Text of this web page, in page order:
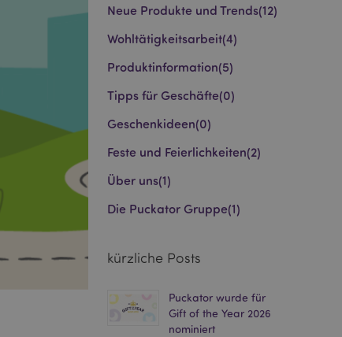
Neue Produkte und Trends(12)
Wohltätigkeitsarbeit(4)
Produktinformation(5)
Tipps für Geschäfte(0)
Geschenkideen(0)
Feste und Feierlichkeiten(2)
Über uns(1)
Die Puckator Gruppe(1)
kürzliche Posts
Puckator wurde für
Gift of the Year 2026
nominiert